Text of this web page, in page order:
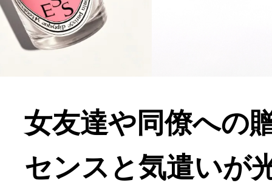
女友達や同僚への
センスと気遣いが